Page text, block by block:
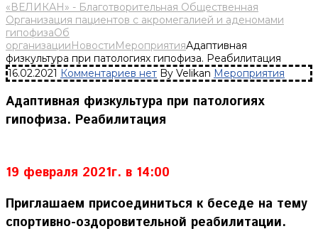
«ВЕЛИКАН» - Благотворительная Общественная
Организация пациентов с акромегалией и аденомами
гипофизаОб
организацииНовостиМероприятияАдаптивная
физкультура при патологиях гипофиза. Реабилитация
16.02.2021 Комментариев нет By Velikan Мероприятия
Адаптивная физкультура при патологиях
гипофиза. Реабилитация
19 февраля 2021г. в 14:00
Приглашаем присоединиться к беседе на тему
спортивно-оздоровительной реабилитации.